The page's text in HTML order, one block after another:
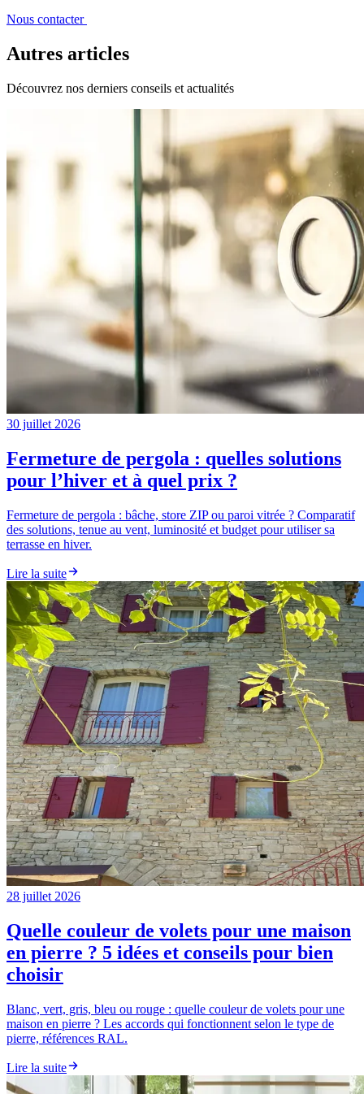
Nous contacter
Autres articles
Découvrez nos derniers conseils et actualités
30 juillet 2026
Fermeture de pergola : quelles solutions
pour l’hiver et à quel prix ?
Fermeture de pergola : bâche, store ZIP ou paroi vitrée ? Comparatif
des solutions, tenue au vent, luminosité et budget pour utiliser sa
terrasse en hiver.
Lire la suite
28 juillet 2026
Quelle couleur de volets pour une maison
en pierre ? 5 idées et conseils pour bien
choisir
Blanc, vert, gris, bleu ou rouge : quelle couleur de volets pour une
maison en pierre ? Les accords qui fonctionnent selon le type de
pierre, références RAL.
Lire la suite